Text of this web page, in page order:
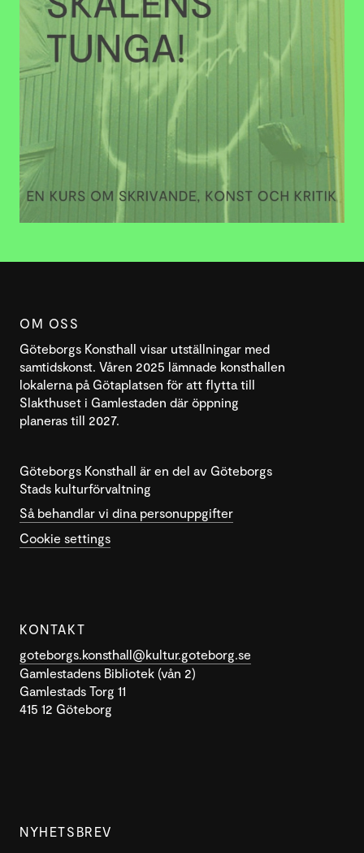
OM OSS
Göteborgs Konsthall visar utställningar med
samtidskonst. Våren 2025 lämnade konsthallen
lokalerna på Götaplatsen för att flytta till
Slakthuset i Gamlestaden där öppning
planeras till 2027.
Göteborgs Konsthall är en del av Göteborgs
Stads kulturförvaltning
Så behandlar vi dina personuppgifter
Cookie settings
KONTAKT
goteborgs.konsthall@kultur.goteborg.se
Gamlestadens Bibliotek (vån 2)
Gamlestads Torg 11
415 12 Göteborg
NYHETSBREV